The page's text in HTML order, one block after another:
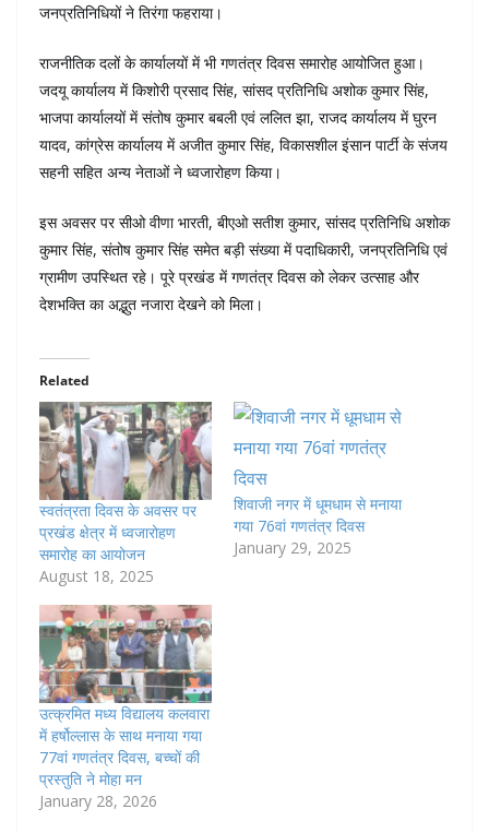
जनप्रतिनिधियों ने तिरंगा फहराया।
राजनीतिक दलों के कार्यालयों में भी गणतंत्र दिवस समारोह आयोजित हुआ।
जदयू कार्यालय में किशोरी प्रसाद सिंह, सांसद प्रतिनिधि अशोक कुमार सिंह,
भाजपा कार्यालयों में संतोष कुमार बबली एवं ललित झा, राजद कार्यालय में घुरन
यादव, कांग्रेस कार्यालय में अजीत कुमार सिंह, विकासशील इंसान पार्टी के संजय
सहनी सहित अन्य नेताओं ने ध्वजारोहण किया।
इस अवसर पर सीओ वीणा भारती, बीएओ सतीश कुमार, सांसद प्रतिनिधि अशोक
कुमार सिंह, संतोष कुमार सिंह समेत बड़ी संख्या में पदाधिकारी, जनप्रतिनिधि एवं
ग्रामीण उपस्थित रहे। पूरे प्रखंड में गणतंत्र दिवस को लेकर उत्साह और
देशभक्ति का अद्भुत नजारा देखने को मिला।
Related
स्वतंत्रता दिवस के अवसर पर
प्रखंड क्षेत्र में ध्वजारोहण
समारोह का आयोजन
August 18, 2025
शिवाजी नगर में धूमधाम से मनाया
गया 76वां गणतंत्र दिवस
January 29, 2025
उत्क्रमित मध्य विद्यालय कलवारा
में हर्षोल्लास के साथ मनाया गया
77वां गणतंत्र दिवस, बच्चों की
प्रस्तुति ने मोहा मन
January 28, 2026